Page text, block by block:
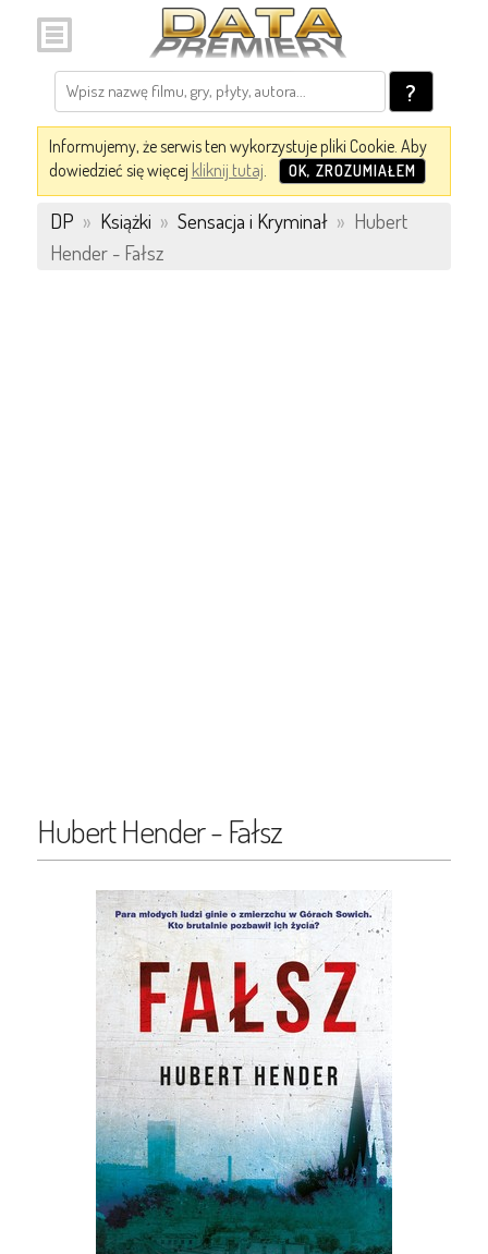
?
Informujemy, że serwis ten wykorzystuje pliki Cookie. Aby
dowiedzieć się więcej kliknij tutaj. OK, ZROZUMIAŁEM
DP » Książki » Sensacja i Kryminał » Hubert
Hender - Fałsz
Hubert Hender - Fałsz